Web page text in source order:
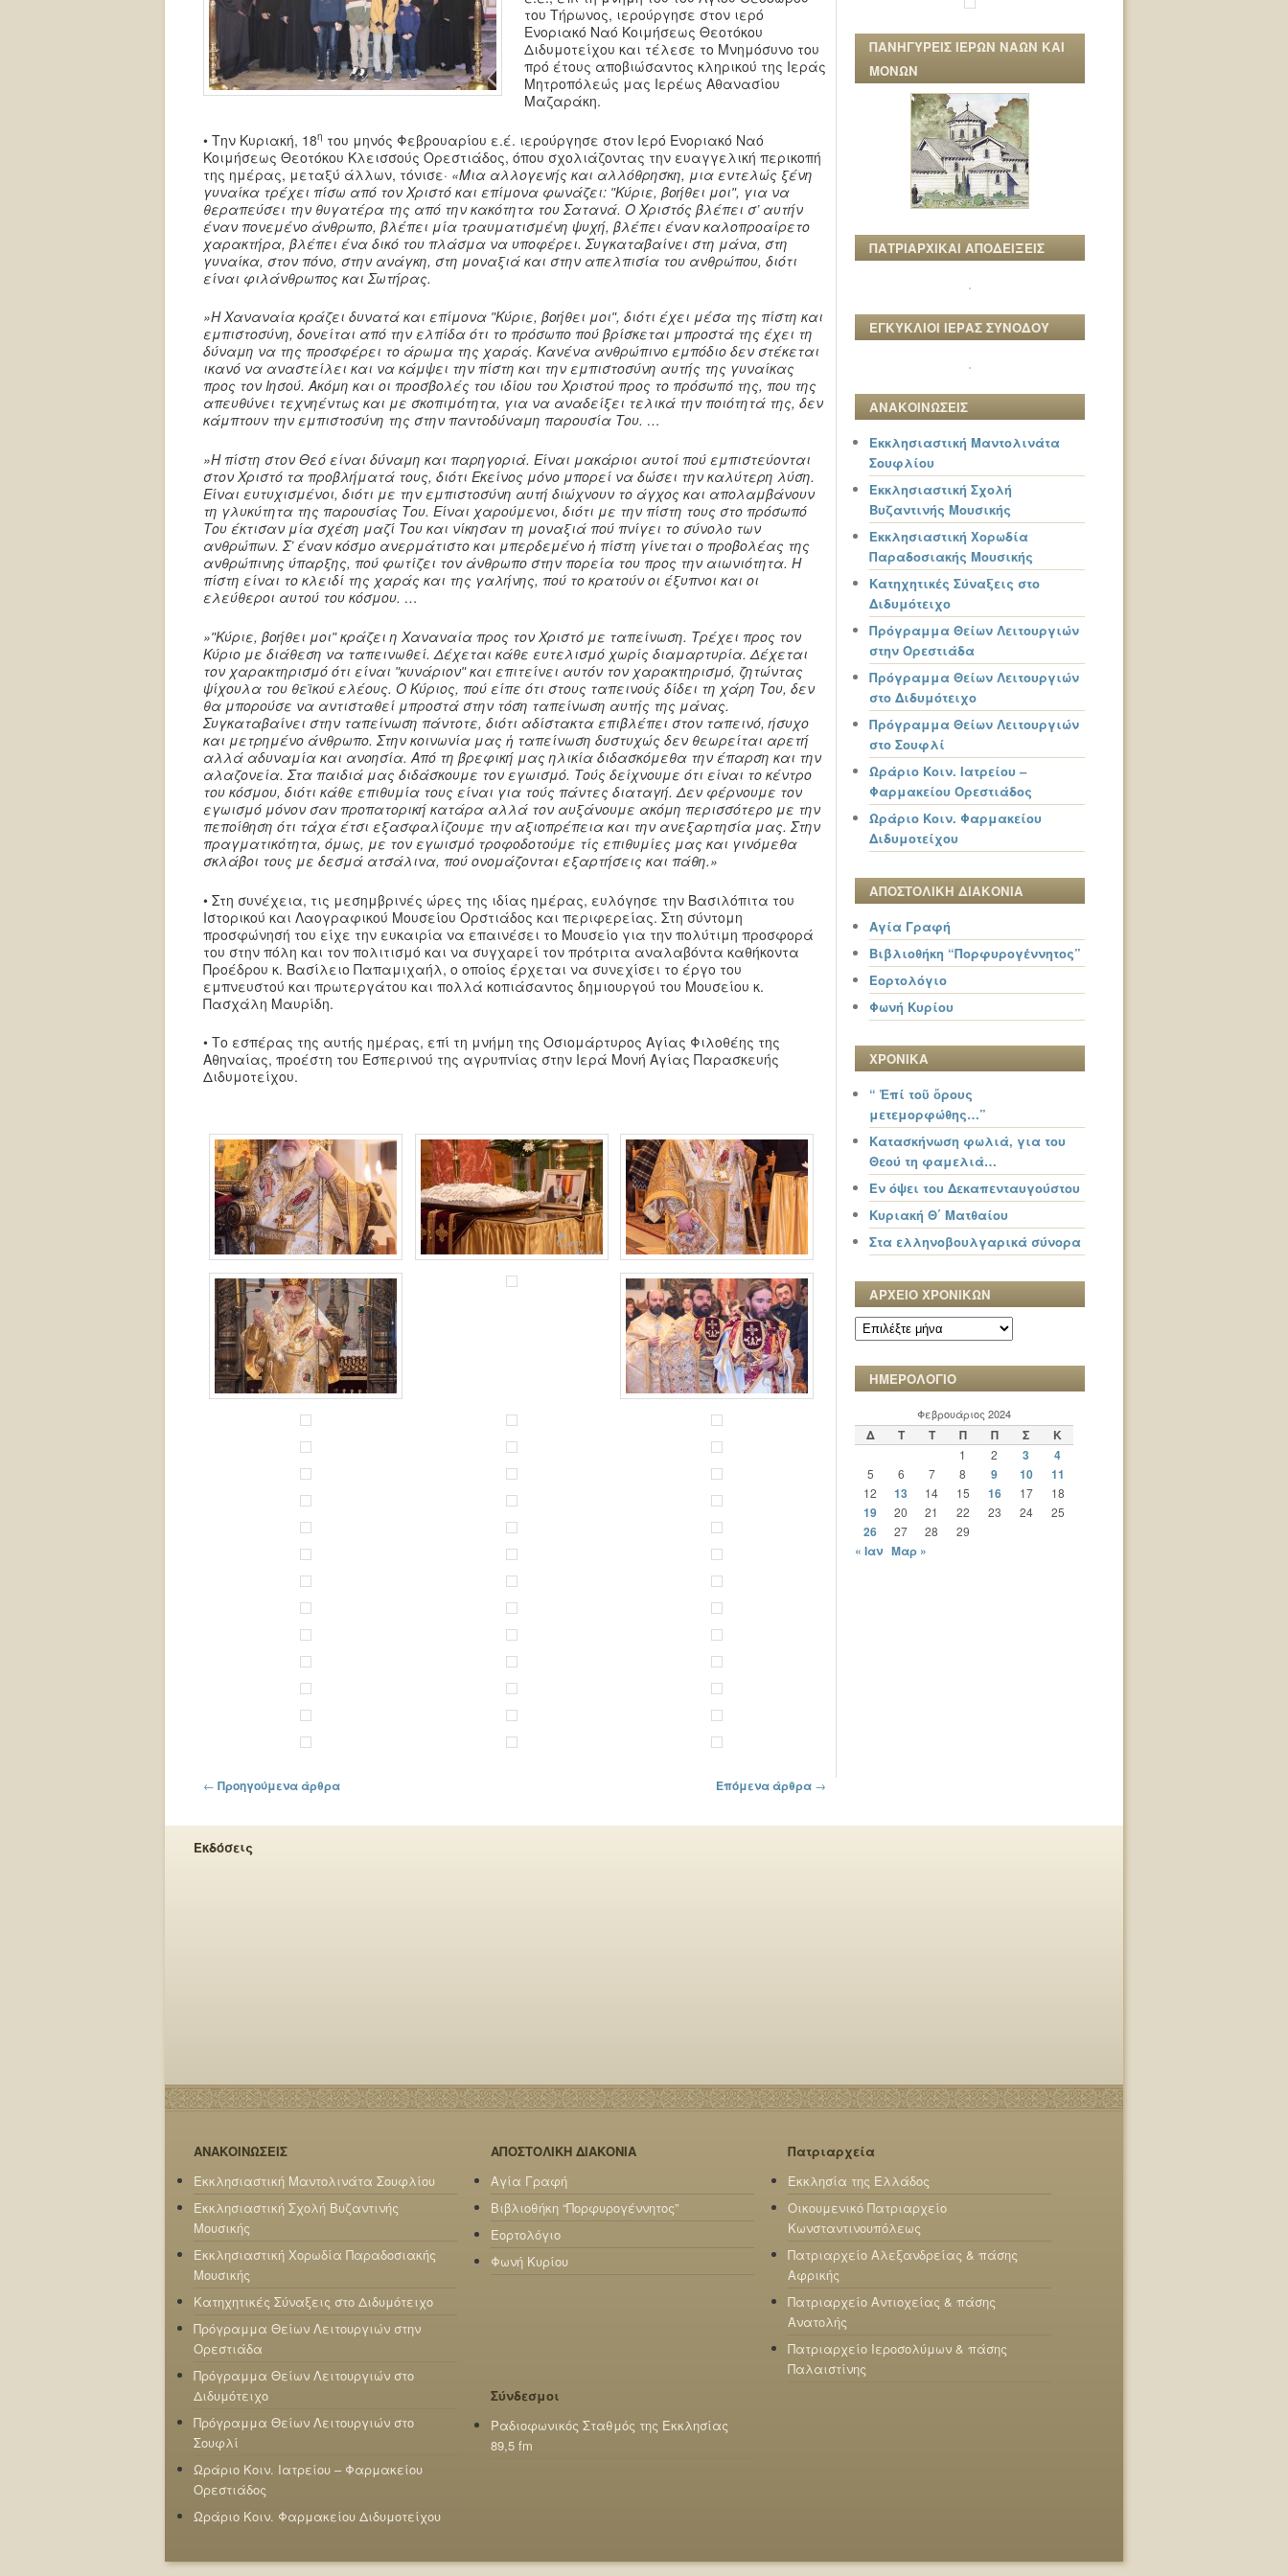
του Τήρωνος, ιερούργησε στον ιερό
Ενοριακό Ναό Κοιμήσεως Θεοτόκου
Διδυμοτείχου και τέλεσε το Μνημόσυνο του
πρό έτους αποβιώσαντος κληρικού της Ιεράς
Μητροπόλεώς μας Ιερέως Αθανασίου
Μαζαράκη.
• Την Κυριακή, 18η του μηνός Φεβρουαρίου ε.έ. ιερούργησε στον Ιερό Ενοριακό Ναό
Κοιμήσεως Θεοτόκου Κλεισσούς Ορεστιάδος, όπου σχολιάζοντας την ευαγγελική περικοπή
της ημέρας, μεταξύ άλλων, τόνισε· «Μια αλλογενής και αλλόθρησκη, μια εντελώς ξένη
γυναίκα τρέχει πίσω από τον Χριστό και επίμονα φωνάζει: ʺΚύριε, βοήθει μοιʺ, για να
θεραπεύσει την θυγατέρα της από την κακότητα του Σατανά. Ο Χριστός βλέπει σ’ αυτήν
έναν πονεμένο άνθρωπο, βλέπει μία τραυματισμένη ψυχή, βλέπει έναν καλοπροαίρετο
χαρακτήρα, βλέπει ένα δικό του πλάσμα να υποφέρει. Συγκαταβαίνει στη μάνα, στη
γυναίκα, στον πόνο, στην ανάγκη, στη μοναξιά και στην απελπισία του ανθρώπου, διότι
είναι φιλάνθρωπος και Σωτήρας.
»Η Χαναναία κράζει δυνατά και επίμονα ʺΚύριε, βοήθει μοιʺ, διότι έχει μέσα της πίστη και
εμπιστοσύνη, δονείται από την ελπίδα ότι το πρόσωπο πού βρίσκεται μπροστά της έχει τη
δύναμη να της προσφέρει το άρωμα της χαράς. Κανένα ανθρώπινο εμπόδιο δεν στέκεται
ικανό να αναστείλει και να κάμψει την πίστη και την εμπιστοσύνη αυτής της γυναίκας
προς τον Ιησού. Ακόμη και οι προσβολές του ιδίου του Χριστού προς το πρόσωπό της, που της
απευθύνει τεχνηέντως και με σκοπιμότητα, για να αναδείξει τελικά την ποιότητά της, δεν
κάμπτουν την εμπιστοσύνη της στην παντοδύναμη παρουσία Του. …
»Η πίστη στον Θεό είναι δύναμη και παρηγοριά. Είναι μακάριοι αυτοί πού εμπιστεύονται
στον Χριστό τα προβλήματά τους, διότι Εκείνος μόνο μπορεί να δώσει την καλύτερη λύση.
Είναι ευτυχισμένοι, διότι με την εμπιστοσύνη αυτή διώχνουν το άγχος και απολαμβάνουν
τη γλυκύτητα της παρουσίας Του. Είναι χαρούμενοι, διότι με την πίστη τους στο πρόσωπό
Του έκτισαν μία σχέση μαζί Του και νίκησαν τη μοναξιά πού πνίγει το σύνολο των
ανθρώπων.Σ’έναν κόσμο ανερμάτιστο και μπερδεμένο ἡ πίστη γίνεται ο προβολέας της
ανθρώπινης ύπαρξης, πού φωτίζει τον άνθρωπο στην πορεία του προς την αιωνιότητα. Η
πίστη είναι το κλειδί της χαράς και της γαλήνης, πού το κρατούν οι έξυπνοι και οι
ελεύθεροι αυτού του κόσμου. …
»ʺΚύριε, βοήθει μοιʺ κράζει η Χαναναία προς τον Χριστό με ταπείνωση. Τρέχει προς τον
Κύριο με διάθεση να ταπεινωθεί. Δέχεται κάθε ευτελισμό χωρίς διαμαρτυρία. Δέχεται
τον χαρακτηρισμό ότι είναι ʺκυνάριονʺ και επιτείνει αυτόν τον χαρακτηρισμό, ζητώντας
ψίχουλα του θεϊκού ελέους. Ο Κύριος, πού είπε ότι στους ταπεινούς δίδει τη χάρη Του, δεν
θα μπορούσε να αντισταθεί μπροστά στην τόση ταπείνωση αυτής της μάνας.
Συγκαταβαίνει στην ταπείνωση πάντοτε, διότι αδίστακτα επιβλέπει στον ταπεινό, ήσυχο
και μετρημένο άνθρωπο. Στην κοινωνία μας ἡ ταπείνωση δυστυχώς δεν θεωρείται αρετή
αλλά αδυναμία και ανοησία. Από τη βρεφική μας ηλικία διδασκόμεθα την έπαρση και την
αλαζονεία. Στα παιδιά μας διδάσκουμε τον εγωισμό. Τούς δείχνουμε ότι είναι το κέντρο
του κόσμου, διότι κάθε επιθυμία τους είναι για τούς πάντες διαταγή. Δεν φέρνουμε τον
εγωισμό μόνον σαν προπατορική κατάρα αλλά τον αυξάνουμε ακόμη περισσότερο με την
πεποίθηση ότι τάχα έτσι εξασφαλίζουμε την αξιοπρέπεια και την ανεξαρτησία μας. Στην
πραγματικότητα, όμως, με τον εγωισμό τροφοδοτούμε τίς επιθυμίες μας και γινόμεθα
σκλάβοι τους με δεσμά ατσάλινα, πού ονομάζονται εξαρτήσεις και πάθη.»
• Στη συνέχεια, τις μεσημβρινές ώρες της ιδίας ημέρας, ευλόγησε την Βασιλόπιτα του
Ιστορικού και Λαογραφικού Μουσείου Ορστιάδος και περιφερείας. Στη σύντομη
προσφώνησή του είχε την ευκαιρία να επαινέσει το Μουσείο για την πολύτιμη προσφορά
του στην πόλη και τον πολιτισμό και να συγχαρεί τον πρότριτα αναλαβόντα καθήκοντα
Προέδρου κ. Βασίλειο Παπαμιχαήλ, ο οποίος έρχεται να συνεχίσει το έργο του
εμπνευστού και πρωτεργάτου και πολλά κοπιάσαντος δημιουργού του Μουσείου κ.
Πασχάλη Μαυρίδη.
• Το εσπέρας της αυτής ημέρας, επί τη μνήμη της Οσιομάρτυρος Αγίας Φιλοθέης της
Αθηναίας, προέστη του Εσπερινού της αγρυπνίας στην Ιερά Μονή Αγίας Παρασκευής
Διδυμοτείχου.
Πλοήγηση στα άρθρα
← Προηγούμενα άρθρα Επόμενα άρθρα →
ΠΑΝΗΓΥΡΕΙΣ ΙΕΡΩΝ ΝΑΩΝ ΚΑΙ
ΜΟΝΩΝ
ΠΑΤΡΙΑΡΧΙΚΑΙ ΑΠΟΔΕΙΞΕΙΣ
ΕΓΚΥΚΛΙΟΙ ΙΕΡΑΣ ΣΥΝΟΔΟΥ
ΑΝΑΚΟΙΝΩΣΕΙΣ
Εκκλησιαστική Μαντολινάτα
Σουφλίου
Εκκλησιαστική Σχολή
Βυζαντινής Μουσικής
Εκκλησιαστική Χορωδία
Παραδοσιακής Μουσικής
Κατηχητικές Σύναξεις στο
Διδυμότειχο
Πρόγραμμα Θείων Λειτουργιών
στην Ορεστιάδα
Πρόγραμμα Θείων Λειτουργιών
στο Διδυμότειχο
Πρόγραμμα Θείων Λειτουργιών
στο Σουφλί
Ωράριο Κοιν. Ιατρείου –
Φαρμακείου Ορεστιάδος
Ωράριο Κοιν. Φαρμακείου
Διδυμοτείχου
ΑΠΟΣΤΟΛΙΚΗ ΔΙΑΚΟΝΙΑ
Αγία Γραφή
Βιβλιοθήκη “Πορφυρογέννητος”
Εορτολόγιο
Φωνή Κυρίου
ΧΡΟΝΙΚΑ
“ Ἐπί τοῦ ὄρους
μετεμορφώθης…”
Κατασκήνωση φωλιά, για του
Θεού τη φαμελιά…
Εν όψει του Δεκαπενταυγούστου
Κυριακή Θ΄ Ματθαίου
Στα ελληνοβουλγαρικά σύνορα
ΑΡΧΕΙΟ ΧΡΟΝΙΚΩΝ
ΑΡΧΕΙΟ
ΧΡΟΝΙΚΩΝ
ΗΜΕΡΟΛΟΓΙΟ
Φεβρουάριος 2024
Δ Τ Τ Π Π Σ Κ
1 2 3 4
5 6 7 8 9 10 11
12 13 14 15 16 17 18
19 20 21 22 23 24 25
26 27 28 29
« Ιαν Μαρ »
Εκδόσεις
ΑΝΑΚΟΙΝΩΣΕΙΣ
Εκκλησιαστική Μαντολινάτα Σουφλίου
Εκκλησιαστική Σχολή Βυζαντινής
Μουσικής
Εκκλησιαστική Χορωδία Παραδοσιακής
Μουσικής
Κατηχητικές Σύναξεις στο Διδυμότειχο
Πρόγραμμα Θείων Λειτουργιών στην
Ορεστιάδα
Πρόγραμμα Θείων Λειτουργιών στο
Διδυμότειχο
Πρόγραμμα Θείων Λειτουργιών στο
Σουφλί
Ωράριο Κοιν. Ιατρείου – Φαρμακείου
Ορεστιάδος
Ωράριο Κοιν. Φαρμακείου Διδυμοτείχου
ΑΠΟΣΤΟΛΙΚΗ ΔΙΑΚΟΝΙΑ
Αγία Γραφή
Βιβλιοθήκη “Πορφυρογέννητος”
Εορτολόγιο
Φωνή Κυρίου
Πατριαρχεία
Εκκλησία της Ελλάδος
Οικουμενικό Πατριαρχείο
Κωνσταντινουπόλεως
Πατριαρχείο Αλεξανδρείας & πάσης
Αφρικής
Πατριαρχείο Αντιοχείας & πάσης
Ανατολής
Πατριαρχείο Ιεροσολύμων & πάσης
Παλαιστίνης
Σύνδεσμοι
Ραδιοφωνικός Σταθμός της Εκκλησίας
89,5 fm